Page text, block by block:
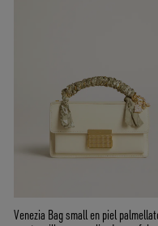
Venezia Bag small en piel